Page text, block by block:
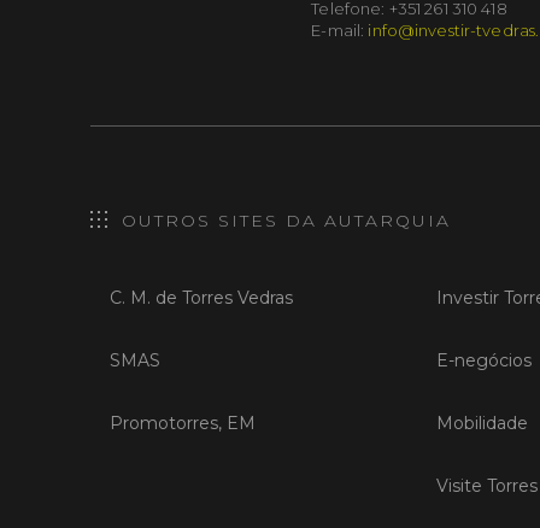
Telefone: +351 261 310 418
E-mail: info@investir-
OUTROS SITES DA AUTARQUIA
C. M. de Torres Vedras
SMAS
Promotorres, EM
Investir
E-negócios
Mobilidade
Visite